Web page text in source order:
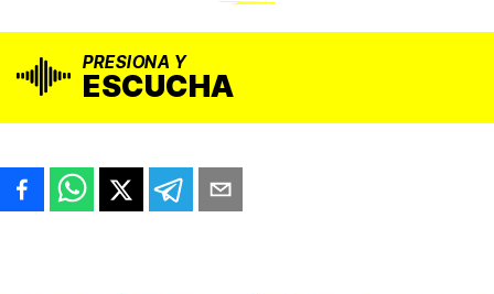
PRESIONA Y
ESCUCHA